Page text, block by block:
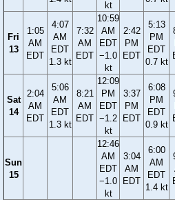
kt
Fri
13
1:05
AM
EDT
4:07
AM
EDT
1.3 kt
7:32
AM
EDT
10:59
AM
EDT
−1.0
kt
2:42
PM
EDT
5:13
PM
EDT
0.7 kt
Sat
14
2:04
AM
EDT
5:06
AM
EDT
1.3 kt
8:21
AM
EDT
12:09
PM
EDT
−1.2
kt
3:37
PM
EDT
6:08
PM
EDT
0.9 kt
Sun
15
12:46
AM
EDT
−1.0
kt
3:04
AM
EDT
6:00
AM
EDT
1.4 kt